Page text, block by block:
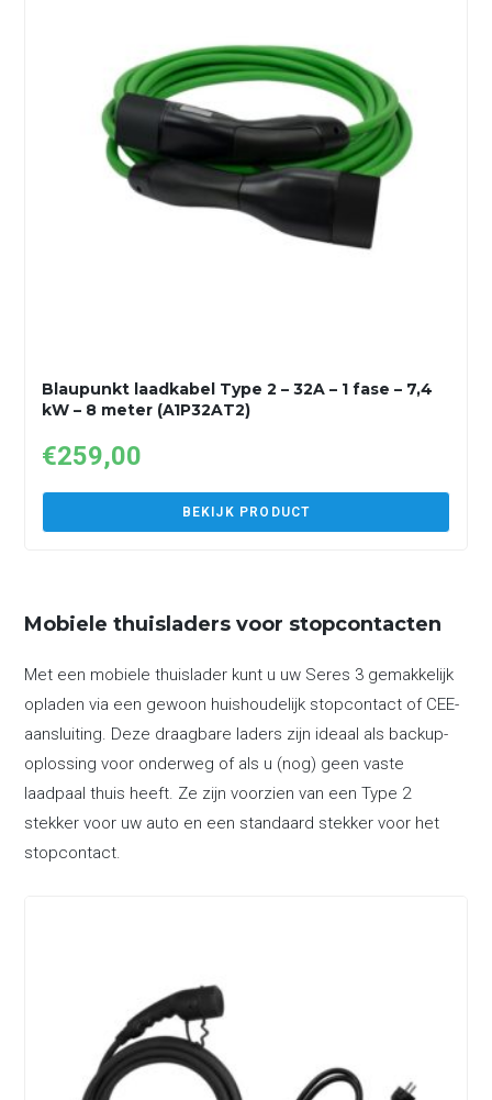
Blaupunkt laadkabel Type 2 – 32A – 1 fase – 7,4
kW – 8 meter (A1P32AT2)
€259,00
BEKIJK PRODUCT
Mobiele thuisladers voor stopcontacten
Met een mobiele thuislader kunt u uw Seres 3 gemakkelijk
opladen via een gewoon huishoudelijk stopcontact of CEE-
aansluiting. Deze draagbare laders zijn ideaal als backup-
oplossing voor onderweg of als u (nog) geen vaste
laadpaal thuis heeft. Ze zijn voorzien van een Type 2
stekker voor uw auto en een standaard stekker voor het
stopcontact.